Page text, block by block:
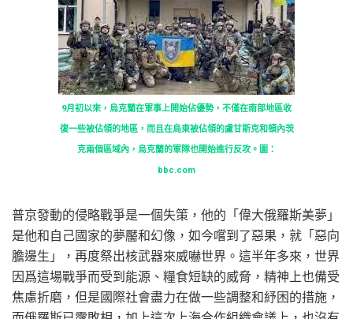
9月初以來，烏克蘭在軍事上開始佔優勢，不僅在南部地區收
復一些被佔領的地區，而且在烏東被佔領的盧甘斯克和頓內茨
克兩個區域內，烏克蘭的軍隊也開始進行反攻。圖：
bbc.com
普京發動的侵略戰爭是一個失策，他的「偉大俄羅斯美夢」
是他和自己國家的夢靨和幻像，如今嚐到了惡果，就「惡向
膽邊生」，再度祭出核武器來威嚇世界。這半年多來，世界
因爲這場戰爭而受到能源、糧食短缺的威脅，精神上也備受
焦慮折磨，但是國際社會盡力在做一些調整和紓困的措施，